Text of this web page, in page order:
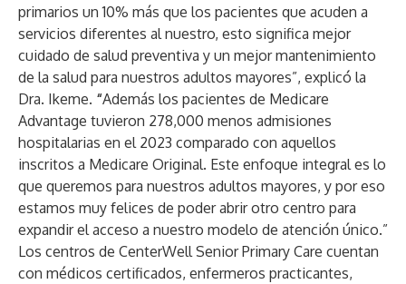
primarios un 10% más que los pacientes que acuden a
servicios diferentes al nuestro, esto significa mejor
cuidado de salud preventiva y un mejor mantenimiento
de la salud para nuestros adultos mayores”, explicó la
Dra. Ikeme. “Además los pacientes de Medicare
Advantage tuvieron 278,000 menos admisiones
hospitalarias en el 2023 comparado con aquellos
inscritos a Medicare Original. Este enfoque integral es lo
que queremos para nuestros adultos mayores, y por eso
estamos muy felices de poder abrir otro centro para
expandir el acceso a nuestro modelo de atención único.”
Los centros de CenterWell Senior Primary Care cuentan
con médicos certificados, enfermeros practicantes,